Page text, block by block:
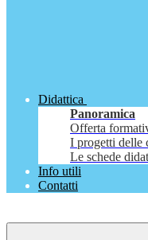
Didattica
Panoramica
Offerta
I progetti delle
Le schede
Info utili
Contatti